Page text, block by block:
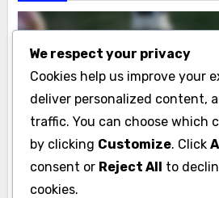
ΕπιInsights Απόδοσης
Μετρικές Απόδοσης
Ρωσικές Λίγκες
Τζούλιαν Κάρτερ 26/11/
We respect your privacy
Cookies help us improve your
deliver personalized content,
traffic. You can choose which
by clicking Customize. Click
consent or Reject All to
cookies.